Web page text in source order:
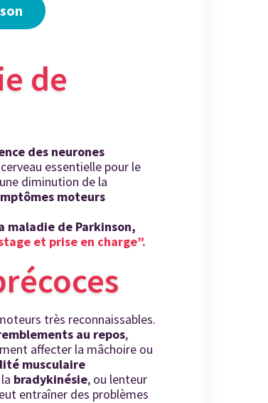
de
des neurones
essentielle pour le
diminution de la
moteurs
maladie de Parkinson,
et prise en charge”.
très reconnaissables.
au repos,
affecter la mâchoire ou
musculaire
bradykinésie, ou lenteur
entraîner des problèmes